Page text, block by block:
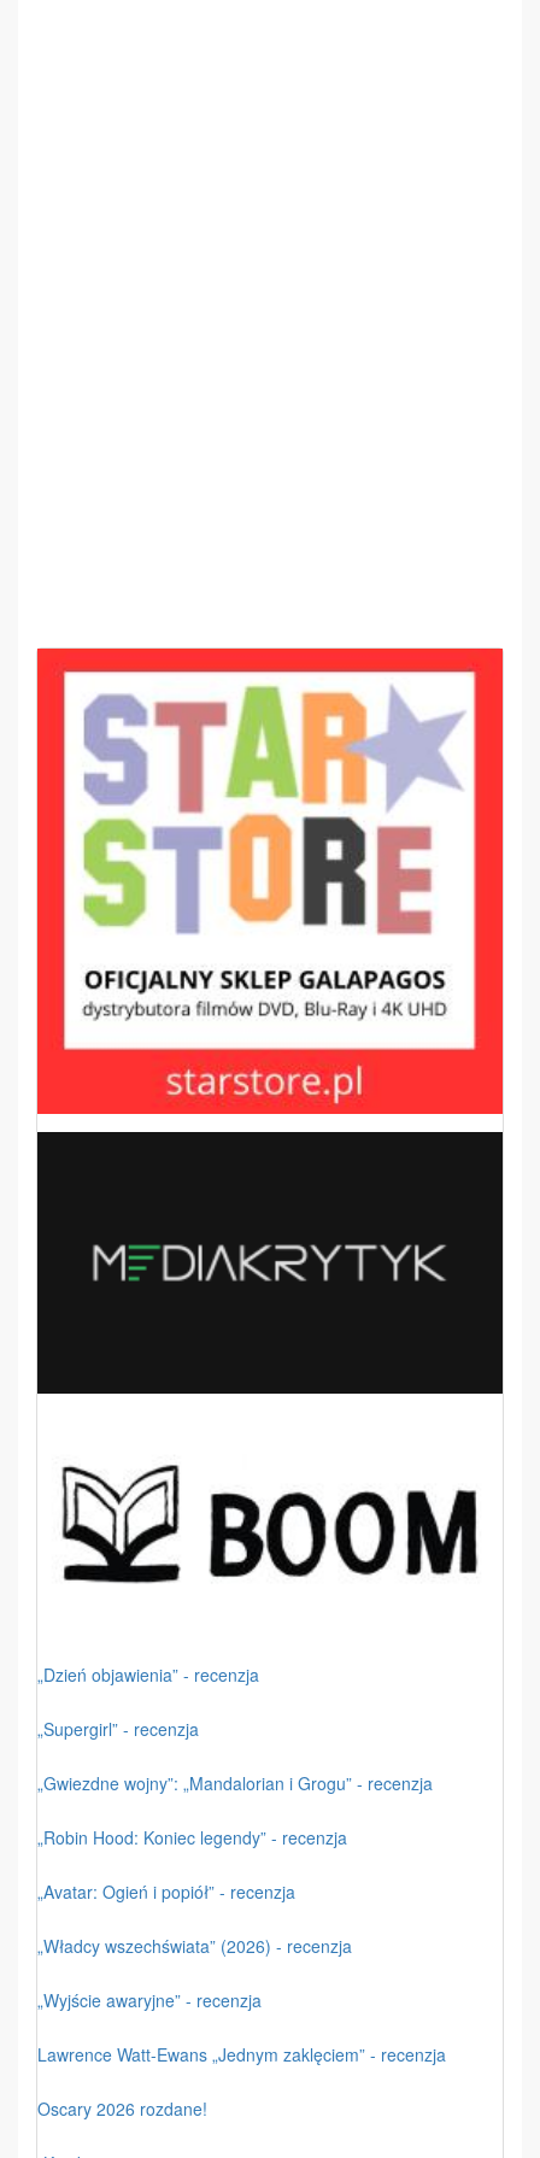
„Dzień objawienia” - recenzja
„Supergirl” - recenzja
„Gwiezdne wojny”: „Mandalorian i Grogu” - recenzja
„Robin Hood: Koniec legendy” - recenzja
„Avatar: Ogień i popiół” - recenzja
„Władcy wszechświata” (2026) - recenzja
„Wyjście awaryjne” - recenzja
Lawrence Watt-Ewans „Jednym zaklęciem” - recenzja
Oscary 2026 rozdane!